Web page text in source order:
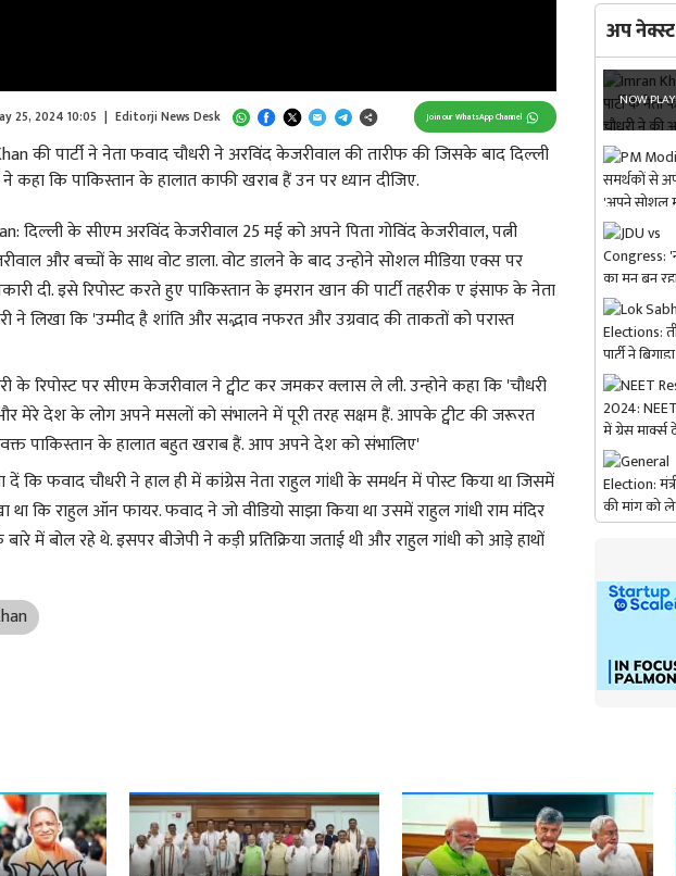
की पार्टी ने नेता फवाद चौधरी ने अरविंद केजरीवाल की तारीफ की जिसके बाद दिल्ली
कहा कि पाकिस्तान के हालात काफी खराब हैं उन पर ध्यान दीजिए.
25, 2024 10:05 | Editorji News Desk Join our WhatsApp Channel
दिल्ली के सीएम अरविंद केजरीवाल 25 मई को अपने पिता गोविंद केजरीवाल, पत्नी
और बच्चों के साथ वोट डाला. वोट डालने के बाद उन्होने सोशल मीडिया एक्स पर
दी. इसे रिपोस्ट करते हुए पाकिस्तान के इमरान खान की पार्टी तहरीक ए इंसाफ के नेता
ने लिखा कि 'उम्मीद है शांति और सद्भाव नफरत और उग्रवाद की ताकतों को परास्त
के रिपोस्ट पर सीएम केजरीवाल ने ट्वीट कर जमकर क्लास ले ली. उन्होने कहा कि 'चौधरी
मेरे देश के लोग अपने मसलों को संभालने में पूरी तरह सक्षम हैं. आपके ट्वीट की जरूरत
पाकिस्तान के हालात बहुत खराब हैं. आप अपने देश को संभालिए'
कि फवाद चौधरी ने हाल ही में कांग्रेस नेता राहुल गांधी के समर्थन में पोस्ट किया था जिसमें
था कि राहुल ऑन फायर. फवाद ने जो वीडियो साझा किया था उसमें राहुल गांधी राम मंदिर
में बोल रहे थे. इसपर बीजेपी ने कड़ी प्रतिक्रिया जताई थी और राहुल गांधी को आड़े हाथों
अप नेक्स्ट